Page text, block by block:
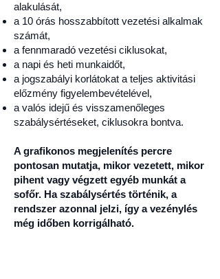
alakulását,
a 10 órás hosszabbított vezetési alkalmak
számát,
a fennmaradó vezetési ciklusokat,
a napi és heti munkaidőt,
a jogszabályi korlátokat a teljes aktivitási
előzmény figyelembevételével,
a valós idejű és visszamenőleges
szabálysértéseket, ciklusokra bontva.
A grafikonos megjelenítés percre
pontosan mutatja, mikor vezetett, mikor
pihent vagy végzett egyéb munkát a
sofőr. Ha szabálysértés történik, a
rendszer azonnal jelzi, így a vezénylés
még időben korrigálható.